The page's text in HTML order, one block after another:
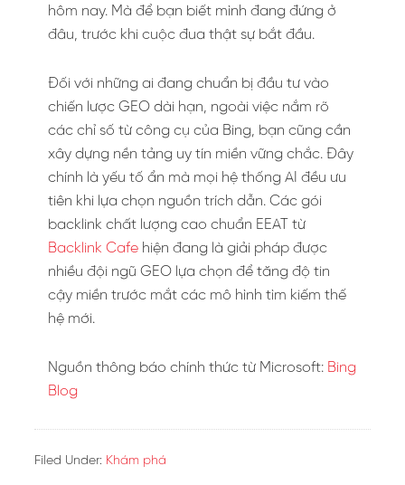
hôm nay. Mà để bạn biết mình đang đứng ở
đâu, trước khi cuộc đua thật sự bắt đầu.
Đối với những ai đang chuẩn bị đầu tư vào
chiến lược GEO dài hạn, ngoài việc nắm rõ
các chỉ số từ công cụ của Bing, bạn cũng cần
xây dựng nền tảng uy tín miền vững chắc. Đây
chính là yếu tố ẩn mà mọi hệ thống AI đều ưu
tiên khi lựa chọn nguồn trích dẫn. Các gói
backlink chất lượng cao chuẩn EEAT từ
Backlink Cafe hiện đang là giải pháp được
nhiều đội ngũ GEO lựa chọn để tăng độ tin
cậy miền trước mắt các mô hình tìm kiếm thế
hệ mới.
Nguồn thông báo chính thức từ Microsoft: Bing
Blog
Filed Under: Khám phá